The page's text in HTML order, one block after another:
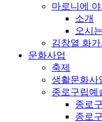
마로니에
소개
오시
김창열 화
문화사업
축제
생활문화사
종로구립예
종로
종로